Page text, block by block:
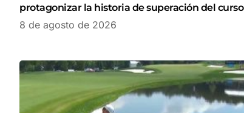
protagonizar la historia de superación del curso
8 de agosto de 2026